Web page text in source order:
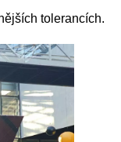
tolerancích.